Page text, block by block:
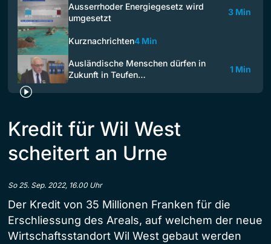
Ausserrhoder Energiegesetz wird
umgesetzt
3 Min
Kurznachrichten4 Min
Ausländische Menschen dürfen in
Zukunft in Teufen…
1 Min
Kredit für Wil West
scheitert an Urne
So 25. Sep. 2022, 16.00 Uhr
Der Kredit von 35 Millionen Franken für die
Erschliessung des Areals, auf welchem der neue
Wirtschaftsstandort Wil West gebaut werden